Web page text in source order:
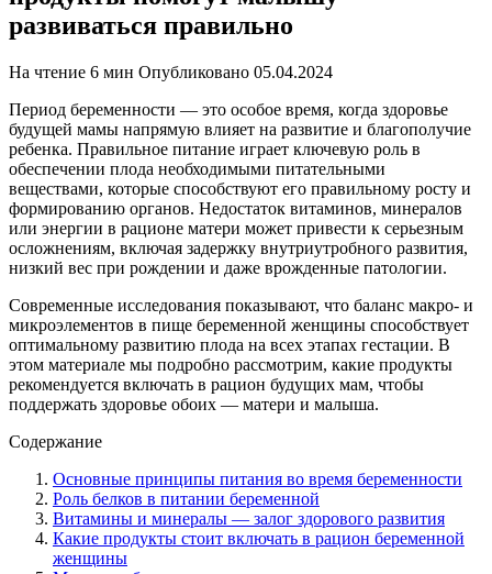
развиваться правильно
На чтение 6 мин Опубликовано 05.04.2024
Период беременности — это особое время, когда здоровье
будущей мамы напрямую влияет на развитие и благополучие
ребенка. Правильное питание играет ключевую роль в
обеспечении плода необходимыми питательными
веществами, которые способствуют его правильному росту и
формированию органов. Недостаток витаминов, минералов
или энергии в рационе матери может привести к серьезным
осложнениям, включая задержку внутриутробного развития,
низкий вес при рождении и даже врожденные патологии.
Современные исследования показывают, что баланс макро- и
микроэлементов в пище беременной женщины способствует
оптимальному развитию плода на всех этапах гестации. В
этом материале мы подробно рассмотрим, какие продукты
рекомендуется включать в рацион будущих мам, чтобы
поддержать здоровье обоих — матери и малыша.
Содержание
Основные принципы питания во время беременности
Роль белков в питании беременной
Витамины и минералы — залог здорового развития
Какие продукты стоит включать в рацион беременной
женщины